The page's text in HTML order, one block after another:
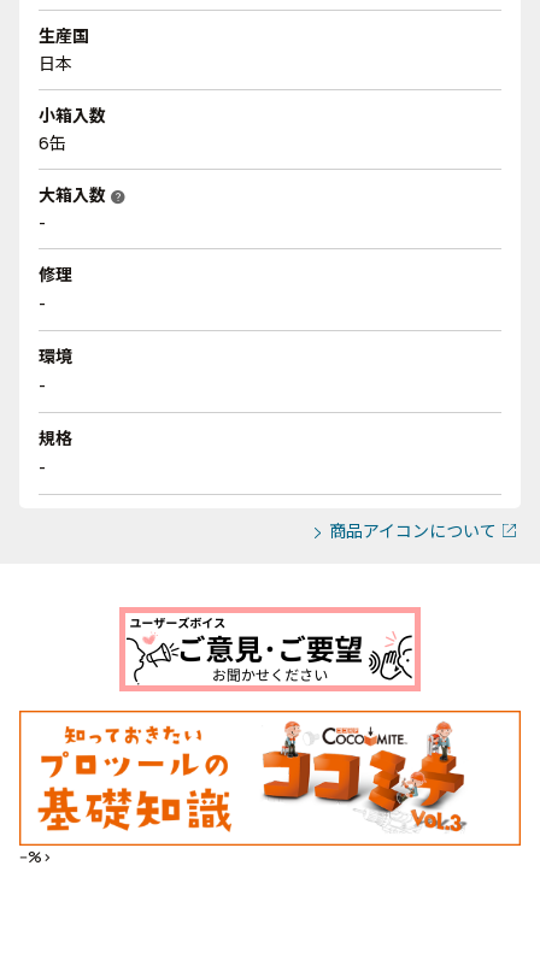
生産国
日本
小箱入数
6缶
大箱入数 help
-
修理
-
環境
-
規格
-
商品アイコンについて
--%>